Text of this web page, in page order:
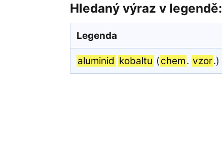
Hledaný výraz v legendě:
Legenda
aluminid kobaltu (chem. vzor.)